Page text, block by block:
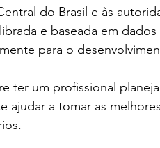
do Brasil e às
e baseada em
para o
ter um profissional
ajudar a tomar as